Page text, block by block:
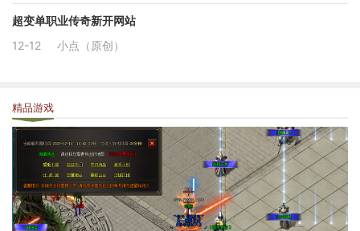
超变单职业传奇新开网站
12-12
小点（原创）
精品游戏